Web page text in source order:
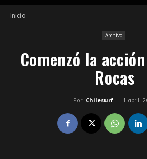
Inicio
Archivo
Comenzó la
Rocas
Por Chilesurf - 1 abril,